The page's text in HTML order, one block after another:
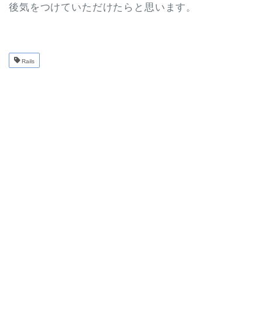
後気をつけていただけたらと思います。
Rails